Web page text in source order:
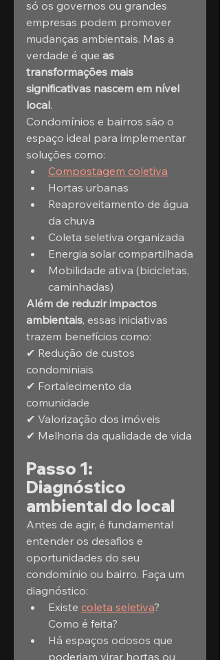
só os governos ou grandes
empresas podem promover
mudanças ambientais. Mas a
verdade é que as
transformações mais
significativas nascem em nível
local.
Condomínios e bairros são o
espaço ideal para implementar
soluções como:
Compostagem coletiva
Hortas urbanas
Reaproveitamento de água
da chuva
Coleta seletiva organizada
Energia solar compartilhada
Mobilidade ativa (bicicletas,
caminhadas)
Além de reduzir impactos
ambientais, essas iniciativas
trazem benefícios como:
✔ Redução de custos
condominiais
✔ Fortalecimento da
comunidade
✔ Valorização dos imóveis
✔ Melhoria da qualidade de vida
Passo 1:
Diagnóstico
ambiental do local
Antes de agir, é fundamental
entender os desafios e
oportunidades do seu
condomínio ou bairro. Faça um
diagnóstico:
Existe coleta seletiva?
Como é feita?
Há espaços ociosos que
poderiam virar hortas ou